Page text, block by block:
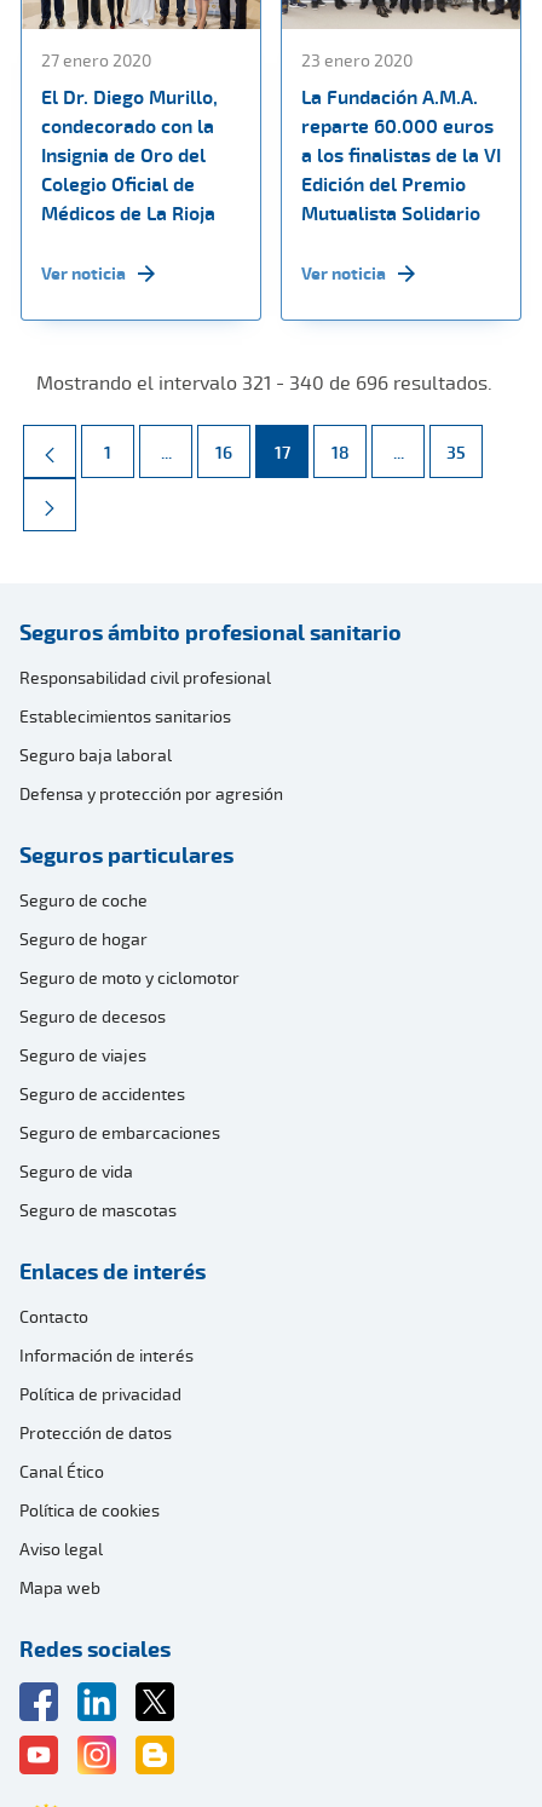
27 enero 2020
El Dr. Diego Murillo,
condecorado con la
Insignia de Oro del
Colegio Oficial de
Médicos de La Rioja
Ver noticia
23 enero 2020
La Fundación A.M.A.
reparte 60.000 euros
a los finalistas de la VI
Edición del Premio
Mutualista Solidario
Ver noticia
Mostrando el intervalo 321 - 340 de 696 resultados.
Página
1 ... Páginas intermedias Use TAB para desplazarse.
Página
16 Página
17 Página
18 ... Páginas
Página
35
Seguros ámbito profesional sanitario
Responsabilidad civil profesional
Establecimientos sanitarios
Seguro baja laboral
Defensa y protección por agresión
Seguros particulares
Seguro de coche
Seguro de hogar
Seguro de moto y ciclomotor
Seguro de decesos
Seguro de viajes
Seguro de accidentes
Seguro de embarcaciones
Seguro de vida
Seguro de mascotas
Enlaces de interés
Contacto
Información de interés
Política de privacidad
Protección de datos
Canal Ético
Política de cookies
Aviso legal
Mapa web
Redes sociales